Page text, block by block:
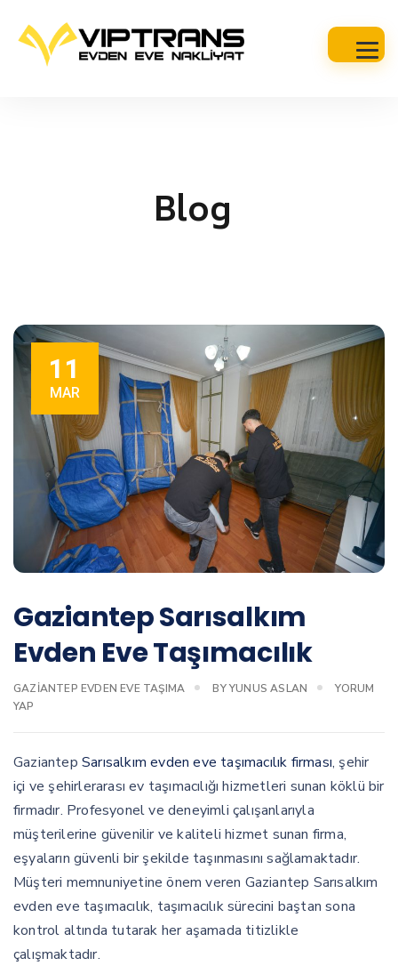
Blog
11
MAR
Gaziantep Sarısalkım
Evden Eve Taşımacılık
GAZIANTEP EVDEN EVE TAŞIMA BYYUNUS ASLAN
YORUM
YAP
Gaziantep Sarısalkım evden eve taşımacılık firması, şehir
içi ve şehirlerarası ev taşımacılığı hizmetleri sunan köklü bir
firmadır. Profesyonel ve deneyimli çalışanlarıyla
müşterilerine güvenilir ve kaliteli hizmet sunan firma,
eşyaların güvenli bir şekilde taşınmasını sağlamaktadır.
Müşteri memnuniyetine önem veren Gaziantep Sarısalkım
evden eve taşımacılık, taşımacılık sürecini baştan sona
kontrol altında tutarak her aşamada titizlikle
çalışmaktadır.